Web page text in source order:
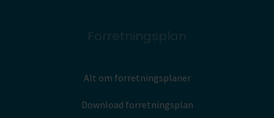
Forretningsplan
Alt om forretningsplaner
Download forretningsplan